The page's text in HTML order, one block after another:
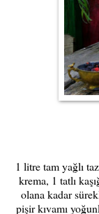
1 litre tam yağlı
krema, 1 tatlı
olana kadar
pişir kıvamı